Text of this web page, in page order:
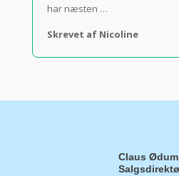
har næsten …
Skrevet af Nicoline
Claus